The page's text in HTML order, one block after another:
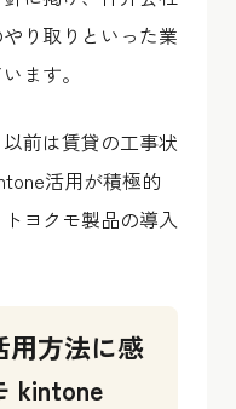
り取りといった業
ます。
前は賃貸の工事状
活用が積極的
ヨクモ製品の導入
用方法に感
kintone